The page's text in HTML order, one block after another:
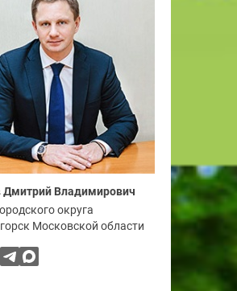
Дмитрий Владимирович
округа
Московской области